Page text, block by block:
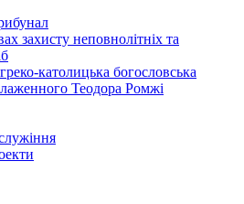
захисту неповнолітніх та
католицька богословська
Теодора Ромжі